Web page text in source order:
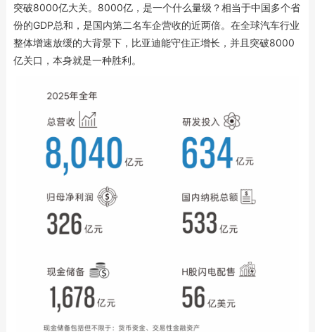
突破8000亿大关。8000亿，是一个什么量级？相当于中国多个省
份的GDP总和，是国内第二名车企营收的近两倍。在全球汽车行业
整体增速放缓的大背景下，比亚迪能守住正增长，并且突破8000
亿关口，本身就是一种胜利。